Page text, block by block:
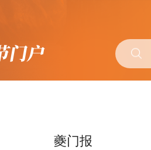
夔门报